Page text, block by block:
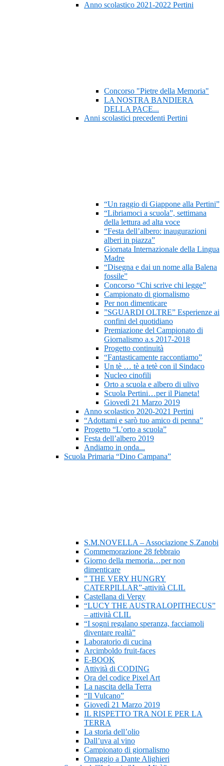
Anno scolastico 2021-2022 Pertini
Concorso "Pietre della Memoria"
LA NOSTRA BANDIERA
DELLA PACE...
Anni scolastici precedenti Pertini
“Un raggio di Giappone alla Pertini”
“Libriamoci a scuola”, settimana
della lettura ad alta voce
“Festa dell’albero: inaugurazioni
alberi in piazza”
Giornata Internazionale della Lingua
Madre
“Disegna e dai un nome alla Balena
fossile”
Concorso “Chi scrive chi legge”
Campionato di giornalismo
Per non dimenticare
”SGUARDI OLTRE” Esperienze ai
confini del quotidiano
Premiazione del Campionato di
Giornalismo a.s 2017-2018
Progetto continuità
“Fantasticamente raccontiamo”
Un tè … tè a tetè con il Sindaco
Nucleo cinofili
Orto a scuola e albero di ulivo
Scuola Pertini…per il Pianeta!
Giovedì 21 Marzo 2019
Anno scolastico 2020-2021 Pertini
“Adottami e sarò tuo amico di penna”
Progetto “L’orto a scuola”
Festa dell’albero 2019
Andiamo in onda...
Scuola Primaria “Dino Campana”
S.M.NOVELLA – Associazione S.Zanobi
Commemorazione 28 febbraio
Giorno della memoria…per non
dimenticare
” THE VERY HUNGRY
CATERPILLAR”-attività CLIL
Castellana di Vergy
“LUCY THE AUSTRALOPITHECUS”
– attività CLIL
“I sogni regalano speranza, facciamoli
diventare realtà”
Laboratorio di cucina
Arcimboldo fruit-faces
E-BOOK
Attività di CODING
Ora del codice Pixel Art
La nascita della Terra
“Il Vulcano”
Giovedì 21 Marzo 2019
IL RISPETTO TRA NOI E PER LA
TERRA
La storia dell’olio
Dall’uva al vino
Campionato di giornalismo
Omaggio a Dante Alighieri